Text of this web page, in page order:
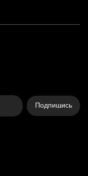
Подпишись